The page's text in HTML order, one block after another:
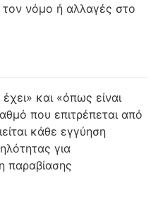
νόμο ή αλλαγές στο
και «όπως είναι
που επιτρέπεται από
κάθε εγγύηση
για
παραβίασης